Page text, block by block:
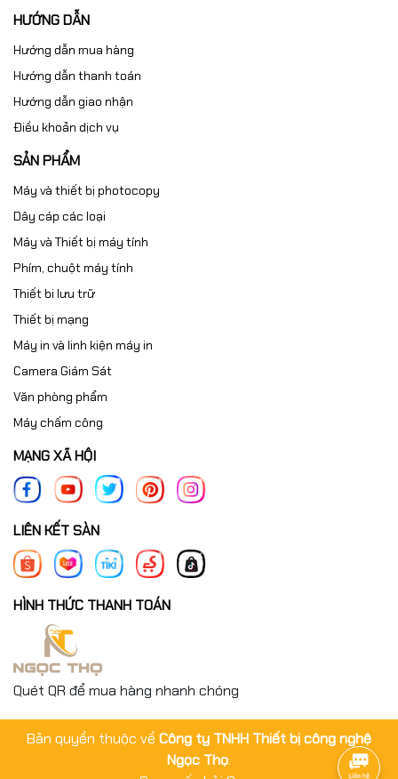
HƯỚNG DẪN
Hướng dẫn mua hàng
Hướng dẫn thanh toán
Hướng dẫn giao nhận
Điều khoản dịch vụ
SẢN PHẨM
Máy và thiết bị photocopy
Dây cáp các loại
Máy và Thiết bị máy tính
Phím, chuột máy tính
Thiết bi lưu trữ
Thiết bị mạng
Máy in và linh kiện máy in
Camera Giám Sát
Văn phòng phẩm
Máy chấm công
MẠNG XÃ HỘI
LIÊN KẾT SÀN
HÌNH THỨC THANH TOÁN
Quét QR để mua hàng nhanh chóng
Bản quyền thuộc về Công ty TNHH Thiết bị công nghệ
Ngọc Thọ.